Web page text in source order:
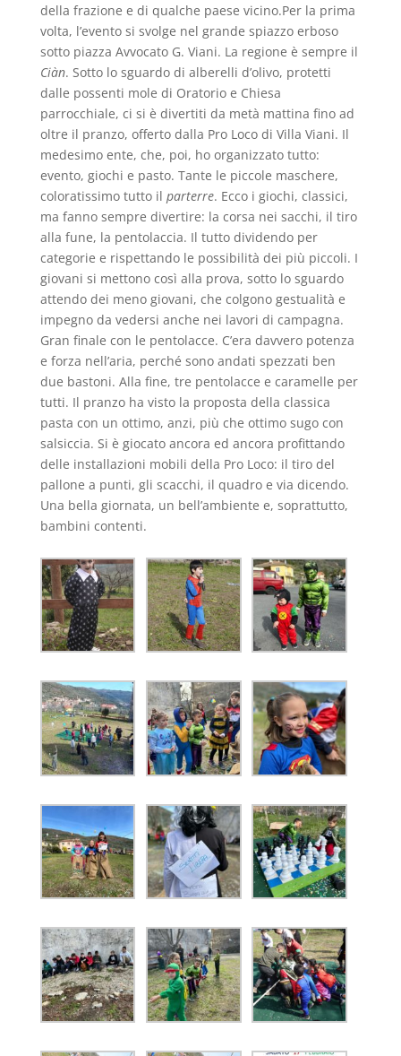
della frazione e di qualche paese vicino.Per la prima
volta, l’evento si svolge nel grande spiazzo erboso
sotto piazza Avvocato G. Viani. La regione è sempre il
Ciàn. Sotto lo sguardo di alberelli d’olivo, protetti
dalle possenti mole di Oratorio e Chiesa
parrocchiale, ci si è divertiti da metà mattina fino ad
oltre il pranzo, offerto dalla Pro Loco di Villa Viani. Il
medesimo ente, che, poi, ho organizzato tutto:
evento, giochi e pasto. Tante le piccole maschere,
coloratissimo tutto il parterre. Ecco i giochi, classici,
ma fanno sempre divertire: la corsa nei sacchi, il tiro
alla fune, la pentolaccia. Il tutto dividendo per
categorie e rispettando le possibilità dei più piccoli. I
giovani si mettono così alla prova, sotto lo sguardo
attendo dei meno giovani, che colgono gestualità e
impegno da vedersi anche nei lavori di campagna.
Gran finale con le pentolacce. C’era davvero potenza
e forza nell’aria, perché sono andati spezzati ben
due bastoni. Alla fine, tre pentolacce e caramelle per
tutti. Il pranzo ha visto la proposta della classica
pasta con un ottimo, anzi, più che ottimo sugo con
salsiccia. Si è giocato ancora ed ancora profittando
delle installazioni mobili della Pro Loco: il tiro del
pallone a punti, gli scacchi, il quadro e via dicendo.
Una bella giornata, un bell’ambiente e, soprattutto,
bambini contenti.